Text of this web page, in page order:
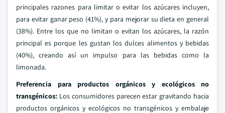
principales razones para limitar o evitar los azúcares incluyen,
para evitar ganar peso (41%), y para mejorar su dieta en general
(38%). Entre los que no limitan o evitan los azúcares, la razón
principal es porque les gustan los dulces alimentos y bebidas
(40%), creando así un impulso para las bebidas como la
limonada.
Preferencia para productos orgánicos y ecológicos no
transgénicos: Los consumidores parecen estar gravitando hacia
productos orgánicos y ecológicos no transgénicos y embalaje